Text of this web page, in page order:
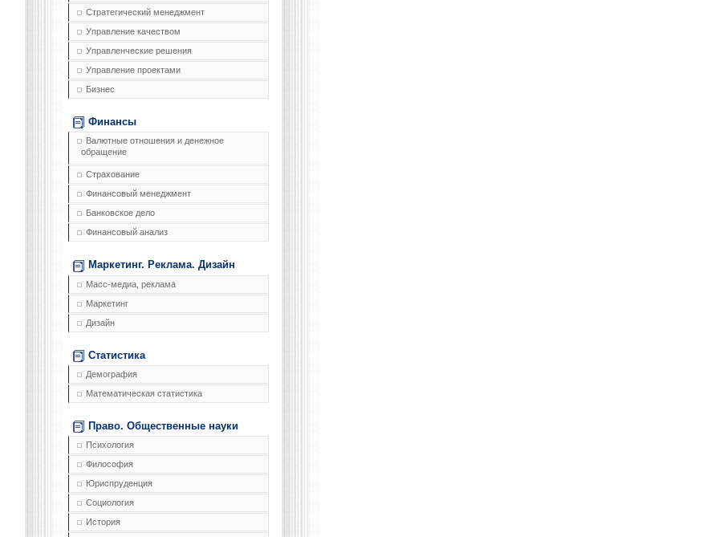
Стратегический менеджмент
Управление качеством
Управленческие решения
Управление проектами
Бизнес
Финансы
Валютные отношения и денежное
обращение
Страхование
Финансовый менеджмент
Банковское дело
Финансовый анализ
Маркетинг. Реклама. Дизайн
Масс-медиа, реклама
Маркетинг
Дизайн
Статистика
Демография
Математическая статистика
Право. Общественные науки
Психология
Философия
Юриспруденция
Социология
История